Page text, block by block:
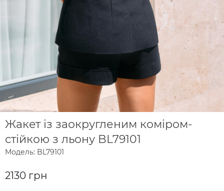
Жакет із заокругленим коміром-
стійкою з льону BL79101
Модель: BL79101
2130 грн